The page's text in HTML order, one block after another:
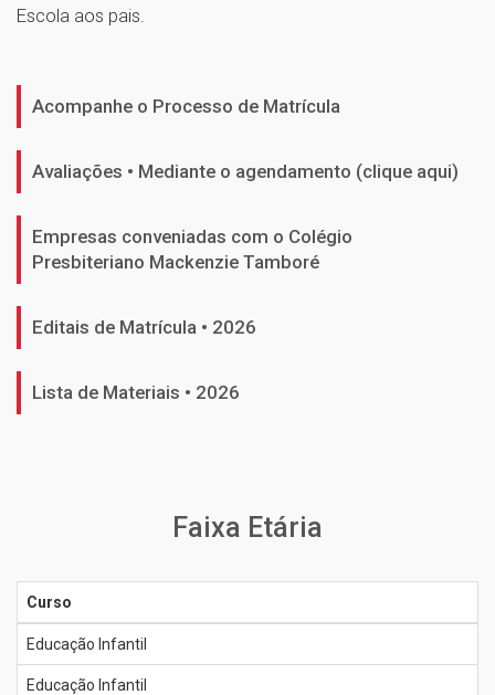
Escola aos pais.
Acompanhe o Processo de Matrícula
Avaliações • Mediante o agendamento (clique aqui)
Empresas conveniadas com o Colégio
Presbiteriano Mackenzie Tamboré
Editais de Matrícula • 2026
Lista de Materiais • 2026
Faixa Etária
Curso
Educação Infantil
Educação Infantil